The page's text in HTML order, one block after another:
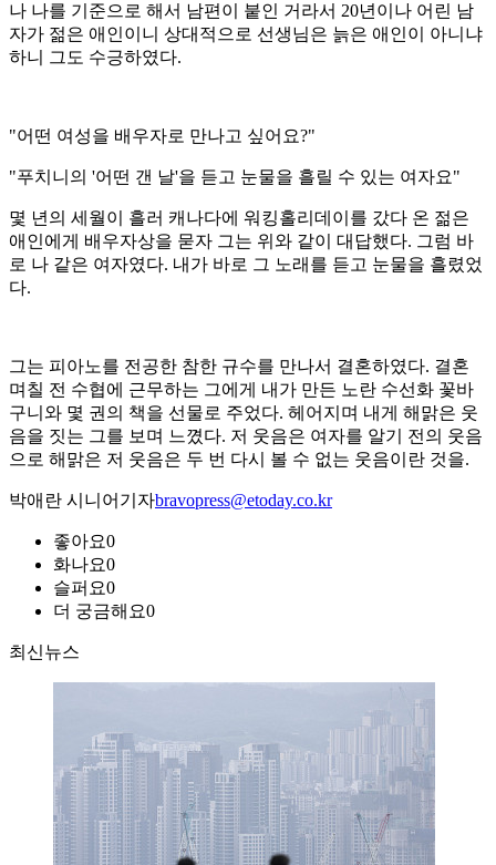
나 나를 기준으로 해서 남편이 붙인 거라서 20년이나 어린 남
자가 젊은 애인이니 상대적으로 선생님은 늙은 애인이 아니냐
하니 그도 수긍하였다.
"어떤 여성을 배우자로 만나고 싶어요?"
"푸치니의 '어떤 갠 날'을 듣고 눈물을 흘릴 수 있는 여자요"
몇 년의 세월이 흘러 캐나다에 워킹홀리데이를 갔다 온 젊은
애인에게 배우자상을 묻자 그는 위와 같이 대답했다. 그럼 바
로 나 같은 여자였다. 내가 바로 그 노래를 듣고 눈물을 흘렸었
다.
그는 피아노를 전공한 참한 규수를 만나서 결혼하였다. 결혼
며칠 전 수협에 근무하는 그에게 내가 만든 노란 수선화 꽃바
구니와 몇 권의 책을 선물로 주었다. 헤어지며 내게 해맑은 웃
음을 짓는 그를 보며 느꼈다. 저 웃음은 여자를 알기 전의 웃음
으로 해맑은 저 웃음은 두 번 다시 볼 수 없는 웃음이란 것을.
박애란 시니어기자bravopress@etoday.co.kr
좋아요0
화나요0
슬퍼요0
더 궁금해요0
최신뉴스